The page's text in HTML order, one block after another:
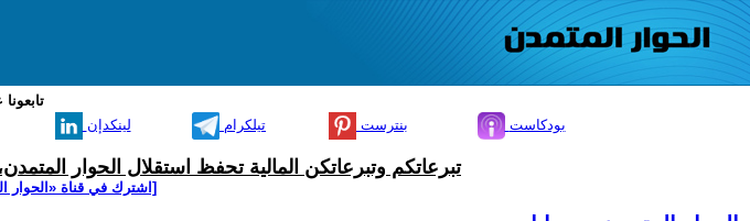
لينكدإن تيلكرام بنترست بودكاست
تبرعاتكم وتبرعاتكن المالية تحفظ استقلال الحوار
[اشترك في قناة ‫«الحوار